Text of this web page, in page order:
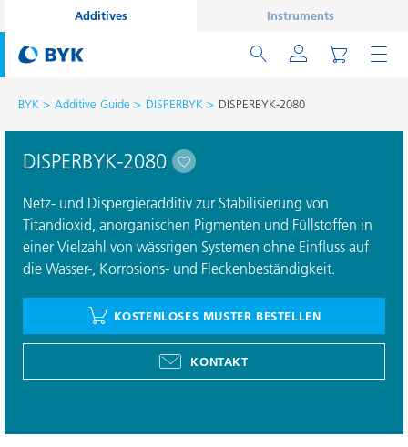
Additives Instruments
BYK Additive Guide DISPERBYK DISPERBYK-2080
DISPERBYK-2080
Netz- und Dispergieradditiv zur Stabilisierung von
Titandioxid, anorganischen Pigmenten und Füllstoffen in
einer Vielzahl von wässrigen Systemen ohne Einﬂuss auf
die Wasser-, Korrosions- und Fleckenbeständigkeit.
KOSTENLOSES MUSTER BESTELLEN
KONTAKT